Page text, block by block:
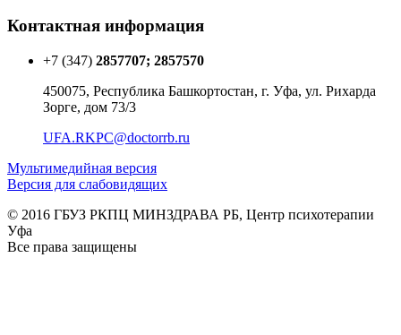
Контактная информация
+7 (347) 2857707; 2857570
450075, Республика Башкортостан, г. Уфа, ул. Рихарда
Зорге, дом 73/3
UFA.RKPC@doctorrb.ru
Мультимедийная версия
Версия для слабовидящих
© 2016 ГБУЗ РКПЦ МИНЗДРАВА РБ, Центр психотерапии
Уфа
Все права защищены